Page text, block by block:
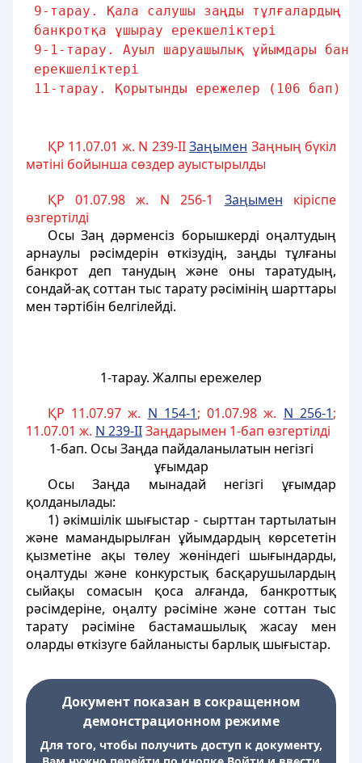
9-тарау. Қала салушы заңды тұлғалардың
банкротқа ұшырау ерекшеліктері
9-1-тарау. Ауыл шаруашылық ұйымдары
ерекшеліктері
11-тарау. Қорытынды ережелер (106 бап)
ҚР 11.07.01 ж. N 239-IIЗаңымен Заңның бүкіл
мәтіні бойынша сөздер ауыстырылды
ҚР 01.07.98 ж. N 256-1 Заңымен кiрiспе
өзгертiлдi
Осы Заң дәрменсiз борышкердi оңалтудың
арнаулы рәсiмдерiн өткiзудiң, заңды тұлғаны
банкрот деп танудың және оны таратудың,
сондай-ақ соттан тыс тарату рәсiмiнiң шарттары
мен тәртiбiн белгiлейдi.
1-тарау. Жалпы ережелер
ҚР 11.07.97 ж. N 154-1; 01.07.98 ж. N 256-1;
11.07.01 ж. N 239-IIЗаңдарымен 1-бап өзгертiлдi
1-бап. Осы Заңда пайдаланылатын негізгі
ұғымдар
Осы Заңда мынадай негізгі ұғымдар
қолданылады:
1) әкімшілік шығыстар - сырттан тартылатын
және мамандырылған ұйымдардың көрсететін
қызметіне ақы төлеу жөніндегі шығындарды,
оңалтуды және конкурстық басқарушылардың
сыйақы сомасын қоса алғанда, банкроттық
рәсімдеріне, оңалту рәсіміне және соттан тыс
тарату рәсіміне бастамашылық жасау мен
оларды өткізуге байланысты барлық шығыстар.
Документ показан в сокращенном
демонстрационном режиме
Для того, чтобы получить доступ к документу,